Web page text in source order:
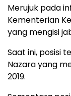
Merujuk pada
Kementerian
yang mengisi
Saat ini, posisi
Nazara yang
2019.